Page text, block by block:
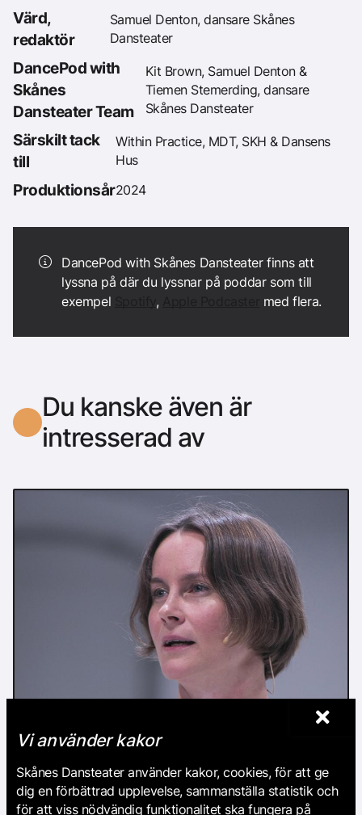
Värd,
redaktör
Samuel Denton, dansare Skånes
Dansteater
DancePod with
Skånes
Dansteater Team
Kit Brown, Samuel Denton &
Tiemen Stemerding, dansare
Skånes Dansteater
Särskilt tack
till
Within Practice, MDT, SKH & Dansens
Hus
Produktionsår2024
DancePod with Skånes Dansteater finns att
lyssna på där du lyssnar på poddar som till
exempel
, med flera.
Du kanske även är
intresserad av
DancePod #50: Within Practice 2024
Vi använder kakor
Skånes Dansteater använder kakor, cookies, för att ge
dig en förbättrad upplevelse, sammanställa statistik och
för att viss nödvändig funktionalitet ska fungera på